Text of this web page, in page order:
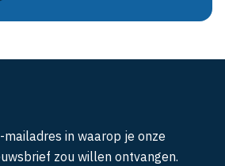
in waarop je onze
zou willen ontvangen.